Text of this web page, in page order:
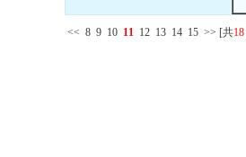
<< 8 9 10 11 12 13 14 15 >> [共18